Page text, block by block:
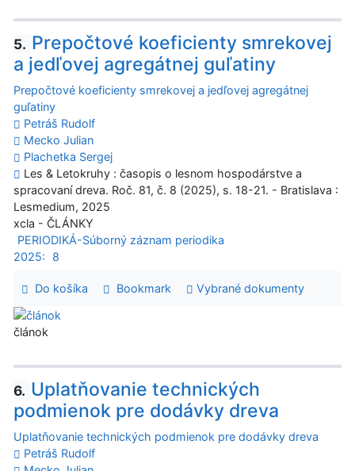
5. Prepočtové koeficienty smrekovej
a jedľovej agregátnej guľatiny
Prepočtové koeficienty smrekovej a jedľovej agregátnej
guľatiny
Petráš Rudolf
Mecko Julian
Plachetka Sergej
Les & Letokruhy : časopis o lesnom hospodárstve a
spracovaní dreva. Roč. 81, č. 8 (2025), s. 18-21. - Bratislava :
Lesmedium, 2025
xcla - ČLÁNKY
PERIODIKÁ-Súborný záznam periodika
2025:
8
Do košíka Bookmark Vybrané dokumenty
článok
6. Uplatňovanie technických
podmienok pre dodávky dreva
Uplatňovanie technických podmienok pre dodávky dreva
Petráš Rudolf